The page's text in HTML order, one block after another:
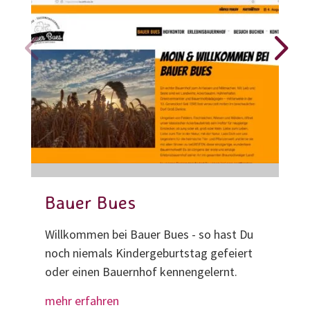
Bauer Bues
Willkommen bei Bauer Bues - so hast Du
noch niemals Kindergeburtstag gefeiert
oder einen Bauernhof kennengelernt.
mehr erfahren